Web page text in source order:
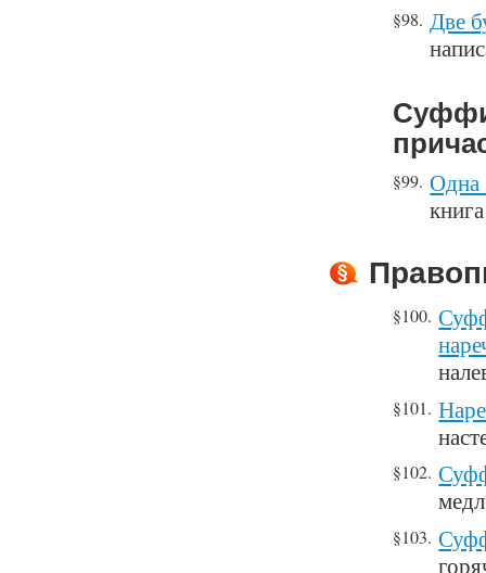
§98. Две
§99. Одна
§100.
§101.
§102.
§103.